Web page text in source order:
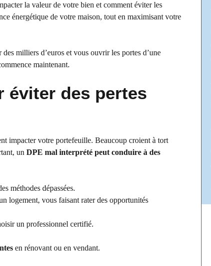
la valeur de votre bien et comment éviter les
énergétique de votre maison, tout en maximisant votre
milliers d’euros et vous ouvrir les portes d’une
maintenant.
éviter des pertes
impacter votre portefeuille. Beaucoup croient à tort
un DPE mal interprété peut conduire à des
méthodes dépassées.
logement, vous faisant rater des opportunités
un professionnel certifié.
en rénovant ou en vendant.